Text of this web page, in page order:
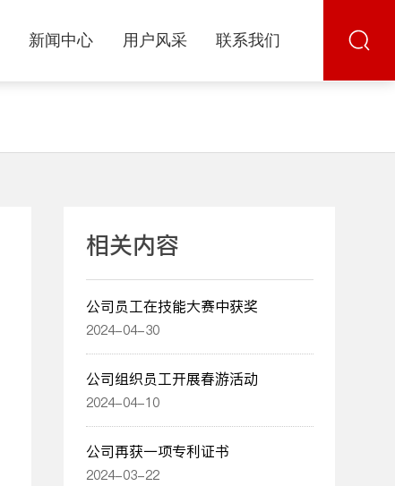
新闻中心 用户风采 联系我们
相关内容
公司员工在技能大赛中获奖
2024-04-30
公司组织员工开展春游活动
2024-04-10
公司再获一项专利证书
2024-03-22